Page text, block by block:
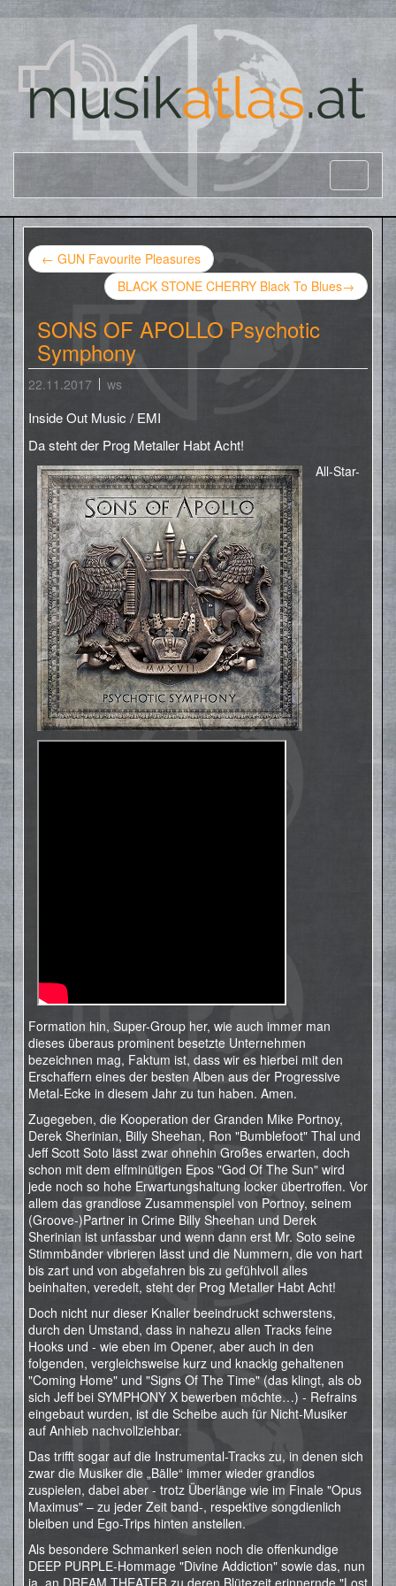
← GUN Favourite Pleasures
BLACK STONE CHERRY Black To Blues→
SONS OF APOLLO Psychotic
Symphony
22.11.2017 ws
Inside Out Music / EMI
Da steht der Prog Metaller Habt Acht!
All-Star-
Formation hin, Super-Group her, wie auch immer man
dieses überaus prominent besetzte Unternehmen
bezeichnen mag, Faktum ist, dass wir es hierbei mit den
Erschaffern eines der besten Alben aus der Progressive
Metal-Ecke in diesem Jahr zu tun haben. Amen.
Zugegeben, die Kooperation der Granden Mike Portnoy,
Derek Sherinian, Billy Sheehan, Ron "Bumblefoot" Thal und
Jeff Scott Soto lässt zwar ohnehin Großes erwarten, doch
schon mit dem elfminütigen Epos "God Of The Sun" wird
jede noch so hohe Erwartungshaltung locker übertroffen. Vor
allem das grandiose Zusammenspiel von Portnoy, seinem
(Groove-)Partner in Crime Billy Sheehan und Derek
Sherinian ist unfassbar und wenn dann erst Mr. Soto seine
Stimmbänder vibrieren lässt und die Nummern, die von hart
bis zart und von abgefahren bis zu gefühlvoll alles
beinhalten, veredelt, steht der Prog Metaller Habt Acht!
Doch nicht nur dieser Knaller beeindruckt schwerstens,
durch den Umstand, dass in nahezu allen Tracks feine
Hooks und - wie eben im Opener, aber auch in den
folgenden, vergleichsweise kurz und knackig gehaltenen
"Coming Home" und "Signs Of The Time" (das klingt, als ob
sich Jeff bei SYMPHONY X bewerben möchte…) - Refrains
eingebaut wurden, ist die Scheibe auch für Nicht-Musiker
auf Anhieb nachvollziehbar.
Das trifft sogar auf die Instrumental-Tracks zu, in denen sich
zwar die Musiker die „Bälle“ immer wieder grandios
zuspielen, dabei aber - trotz Überlänge wie im Finale "Opus
Maximus" – zu jeder Zeit band-, respektive songdienlich
bleiben und Ego-Trips hinten anstellen.
Als besondere Schmankerl seien noch die offenkundige
DEEP PURPLE-Hommage "Divine Addiction" sowie das, nun
ja, an DREAM THEATER zu deren Blütezeit erinnernde "Lost